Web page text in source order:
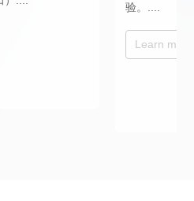
验。....
Learn more